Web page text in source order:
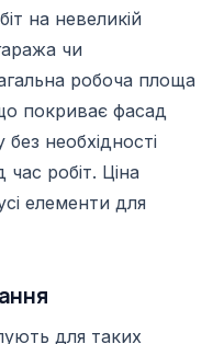
на невеликій
чи
робоча площа
покриває фасад
необхідності
робіт. Ціна
елементи для
для таких